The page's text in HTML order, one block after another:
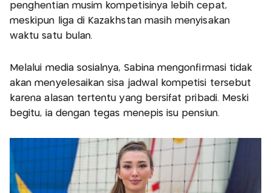
penghentian musim kompetisinya lebih cepat,
meskipun liga di Kazakhstan masih menyisakan
waktu satu bulan.
Melalui media sosialnya, Sabina mengonfirmasi tidak
akan menyelesaikan sisa jadwal kompetisi tersebut
karena alasan tertentu yang bersifat pribadi. Meski
begitu, ia dengan tegas menepis isu pensiun.